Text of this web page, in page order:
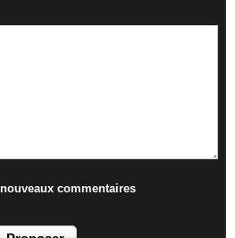
commentaires